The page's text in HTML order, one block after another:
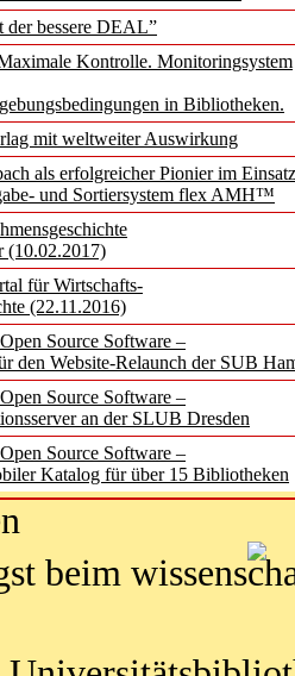
der bessere DEAL”
Kontrolle. Monitoringsystem
in Bibliotheken.
mit weltweiter Auswirkung
als erfolgreicher Pionier im
und Sortiersystem flex AMH™
(10.02.2017)
für Wirtschafts-
(22.11.2016)
Source Software –
den Website-Relaunch der SUB
Source Software –
an der SLUB Dresden
Source Software –
Katalog für über 15 Bibliotheken
von
Welt
bis
in der
unterwegs
Social Media
beim